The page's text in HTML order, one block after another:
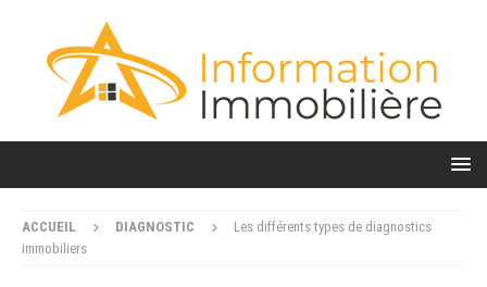
ACCUEIL DIAGNOSTIC
Les différents types de diagnostics
immobiliers